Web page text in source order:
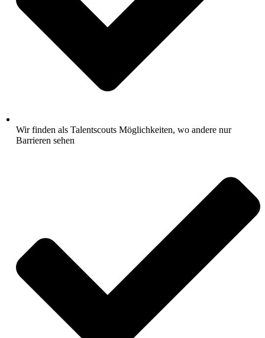
Wir finden als Talentscouts Möglichkeiten, wo andere nur
Barrieren sehen